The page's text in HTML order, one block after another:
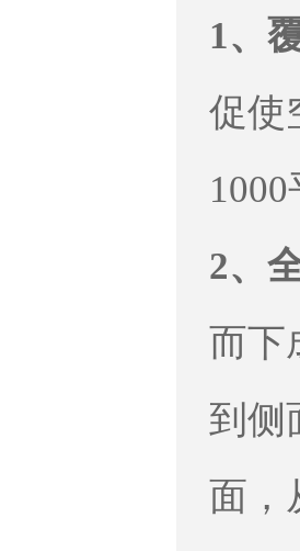
1、
促使
2、
而下
到侧
面，